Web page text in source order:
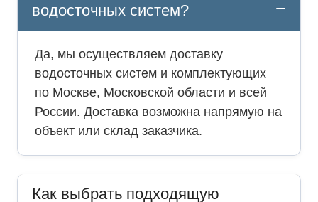
водосточных систем?
Да, мы осуществляем доставку
водосточных систем и комплектующих
по Москве, Московской области и всей
России. Доставка возможна напрямую на
объект или склад заказчика.
Как выбрать подходящую